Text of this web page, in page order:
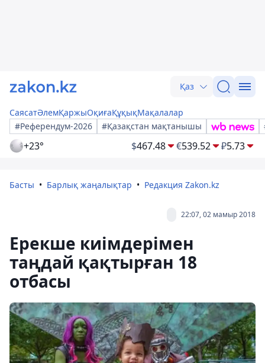
Қаз
СаясатӘлемҚаржыОқиғаҚұқықМақалалар
#Референдум-2026
#Қазақстан мақтанышы
+23° $467.48 €539.52 ₽5.73
Басты Барлық жаңалықтар Редакция Zakon.kz
22:07, 02 мамыр 2018
Ерекше киімдерімен
таңдай қақтырған 18
отбасы